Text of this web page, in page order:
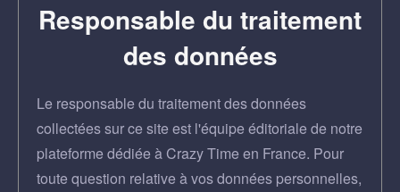
Responsable du traitement
des données
Le responsable du traitement des données
collectées sur ce site est l'équipe éditoriale de notre
plateforme dédiée à Crazy Time en France. Pour
toute question relative à vos données personnelles,